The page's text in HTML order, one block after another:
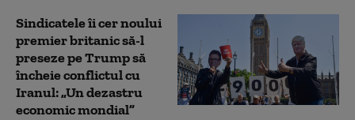
Sindicatele îi cer noului
premier britanic să-l
preseze pe Trump să
încheie conflictul cu
Iranul: „Un dezastru
economic mondial”